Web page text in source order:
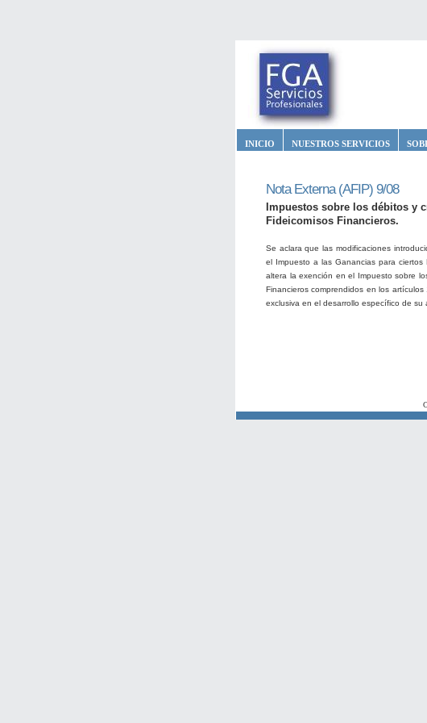
INICIO NUESTROS SERVICIOS
Nota Externa (AFIP) 9/08
Impuestos sobre los débitos y
Fideicomisos Financieros.
Se aclara que las modificaciones
el Impuesto a las Ganancias para ciertos
altera la exención en el Impuesto sobre
Financieros comprendidos en los
exclusiva en el desarrollo específico de su